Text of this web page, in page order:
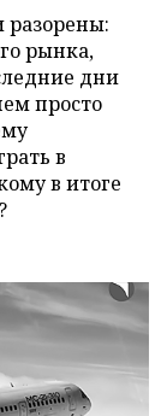
рынка,
дни
просто
в
в итоге